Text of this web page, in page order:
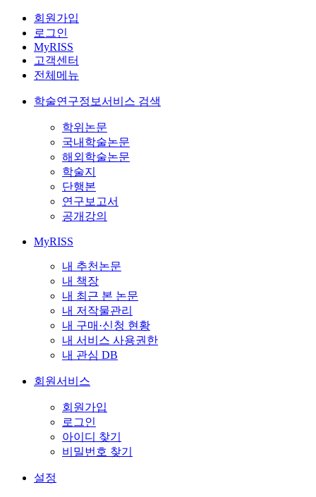
회원가입
로그인
MyRISS
고객센터
전체메뉴
학술연구정보서비스 검색
학위논문
국내학술논문
해외학술논문
학술지
단행본
연구보고서
공개강의
MyRISS
내 추천논문
내 책장
내 최근 본 논문
내 저작물관리
내 구매·신청 현황
내 서비스 사용권한
내 관심 DB
회원서비스
회원가입
로그인
아이디 찾기
비밀번호 찾기
설정